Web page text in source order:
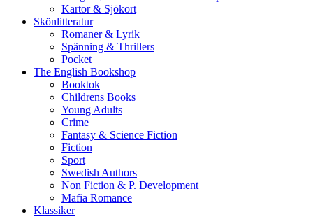
Kartor & Sjökort
Skönlitteratur
Romaner & Lyrik
Spänning & Thrillers
Pocket
The English Bookshop
Booktok
Childrens Books
Young Adults
Crime
Fantasy & Science Fiction
Fiction
Sport
Swedish Authors
Non Fiction & P. Development
Mafia Romance
Klassiker